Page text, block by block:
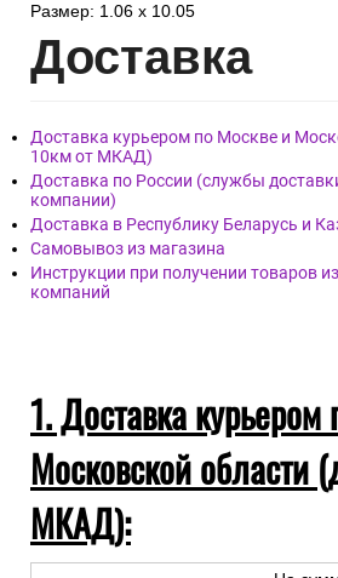
Размер: 1.06 x 10.05
Доставка
Доставка курьером по Москве и
10км от МКАД)
Доставка по России (службы
компании)
Доставка в Республику Беларусь и
Самовывоз из магазина
Инструкции при получении товаров
компаний
1. Доставка
Московской области
МКАД):